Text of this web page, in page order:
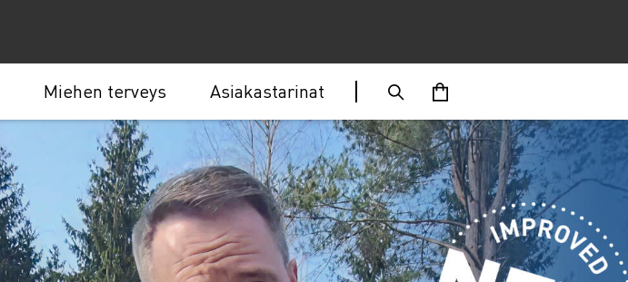
Miehen terveys Asiakastarinat